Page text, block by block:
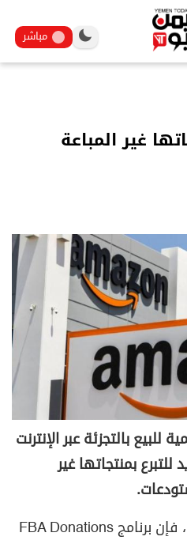
مباشر
غير المباعة
للبيع بالتجزئة عبر الإنترنت
بمنتجاتها غير
وتبعًا للمعلومات المتوفرة، فإن برنامج FBA Donations